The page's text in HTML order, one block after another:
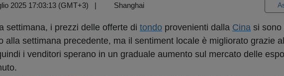
2025 17:03:13 (GMT+3) | Shanghai
settimana, i prezzi delle offerte di tondo provenienti dalla Cina si sono
alla settimana precedente, ma il sentiment locale è migliorato grazie
i venditori sperano in un graduale aumento sul mercato delle